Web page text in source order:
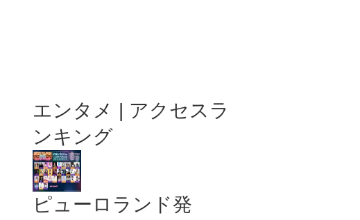
エンタメ | アクセスラ
ンキング
ピューロランド発